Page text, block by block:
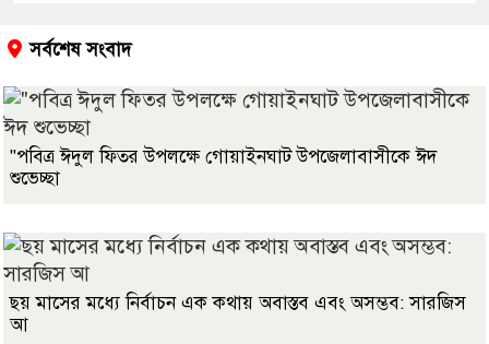
সর্বশেষ সংবাদ
"পবিত্র ঈদুল ফিতর উপলক্ষে গোয়াইনঘাট উপজেলাবাসীকে ঈদ
শুভেচ্ছা
ছয় মাসের মধ্যে নির্বাচন এক কথায় অবাস্তব এবং অসম্ভব: সারজিস
আ